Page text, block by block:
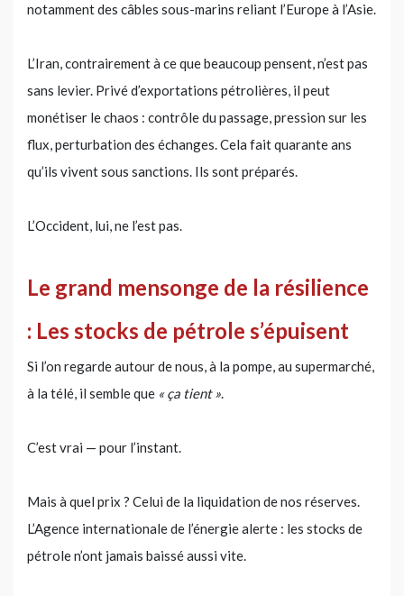
notamment des câbles sous-marins reliant l’Europe à l’Asie.
L’Iran, contrairement à ce que beaucoup pensent, n’est pas
sans levier. Privé d’exportations pétrolières, il peut
monétiser le chaos : contrôle du passage, pression sur les
flux, perturbation des échanges. Cela fait quarante ans
qu’ils vivent sous sanctions. Ils sont préparés.
L’Occident, lui, ne l’est pas.
Le grand mensonge de la résilience
: Les stocks de pétrole s’épuisent
Si l’on regarde autour de nous, à la pompe, au supermarché,
à la télé, il semble que « ça tient ».
C’est vrai — pour l’instant.
Mais à quel prix ? Celui de la liquidation de nos réserves.
L’Agence internationale de l’énergie alerte : les stocks de
pétrole n’ont jamais baissé aussi vite.